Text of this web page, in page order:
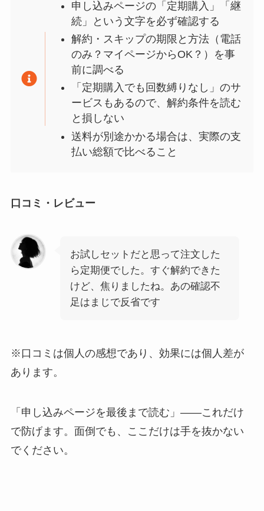
申し込みページの「定期購入」「継
続」という文字を必ず確認する
解約・スキップの期限と方法（電話
のみ？マイページからOK？）を事
前に調べる
「定期購入でも回数縛りなし」のサ
ービスもあるので、解約条件を読む
と損しない
送料が別途かかる場合は、実際の支
払い総額で比べること
口コミ・レビュー
お試しセットだと思って注文した
ら定期便でした。すぐ解約できた
けど、焦りましたね。あの確認不
足はまじで反省です
※口コミは個人の感想であり、効果には個人差が
あります。
「申し込みページを最後まで読む」——これだけ
で防げます。面倒でも、ここだけは手を抜かない
でください。